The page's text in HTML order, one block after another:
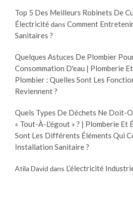
Top 5 Des Meilleurs Robinets De
Électricitédans Comment
Sanitaires ?
Quelques Astuces De Plombier
Consommation D'eau | Plomberie
Plombier : Quelles Sont Les
Reviennent ?
Quels Types De Déchets Ne Doit-
« Tout-À-L'égout » ? | Plomberie Et
Sont Les Différents Éléments Qui
Installation Sanitaire ?
Atila David dans L’électricité